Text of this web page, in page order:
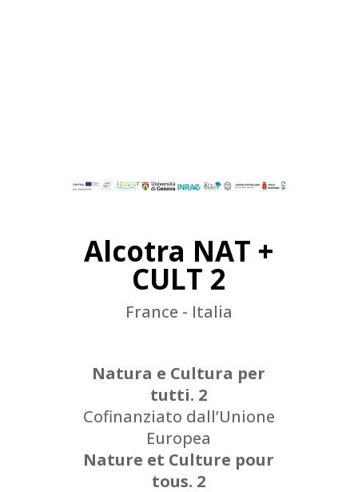
Alcotra NAT +
CULT 2
France - Italia
Natura e Cultura per
tutti. 2
Cofinanziato dall’Unione
Europea
Nature et Culture pour
tous. 2